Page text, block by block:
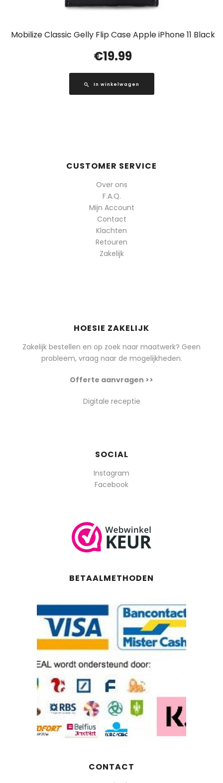
Mobilize Classic Gelly Flip Case Apple iPhone 11 Black
€19.99
In winkelwagen
CUSTOMER SERVICE
Over ons
F.A.Q.
Mijn Account
Contact
Klachten
Retouren
Zakelijk
HOESIE ZAKELIJK
Zakelijk bestellen en op zoek naar maatwerk? Geen
probleem, vraag naar de mogelijkheden.
Offerte aanvragen >>
Digitale receptie
SOCIAL
Instagram
Facebook
BETAALMETHODEN
CONTACT